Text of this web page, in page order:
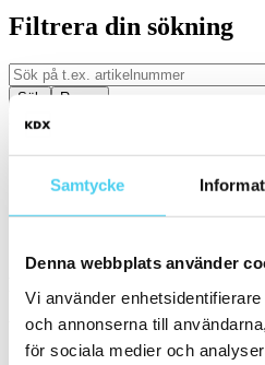
Samtycke
Denna webbplats använder
Vi använder
och annonserna till
för sociala medier och
Filtrera din sökning
Kategori
Ställ in filter:Kategori
Välj en eller flera serier: